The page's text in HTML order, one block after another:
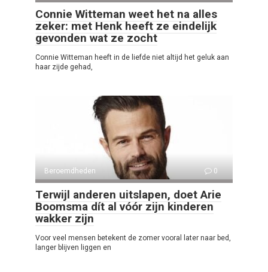
Connie Witteman weet het na alles
zeker: met Henk heeft ze eindelijk
gevonden wat ze zocht
Connie Witteman heeft in de liefde niet altijd het geluk aan
haar zijde gehad,
Beroemdheden 0
Terwijl anderen uitslapen, doet Arie
Boomsma dít al vóór zijn kinderen
wakker zijn
Voor veel mensen betekent de zomer vooral later naar bed,
langer blijven liggen en